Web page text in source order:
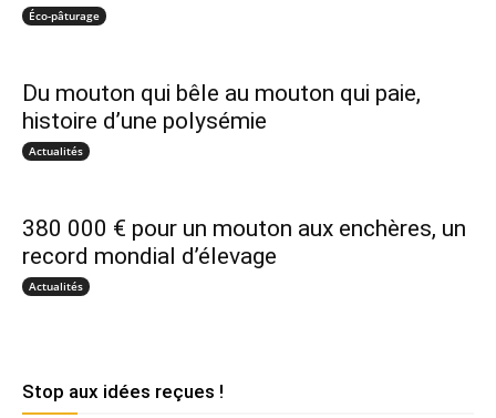
Éco-pâturage
Du mouton qui bêle au mouton qui paie,
histoire d’une polysémie
Actualités
380 000 € pour un mouton aux enchères, un
record mondial d’élevage
Actualités
Stop aux idées reçues !